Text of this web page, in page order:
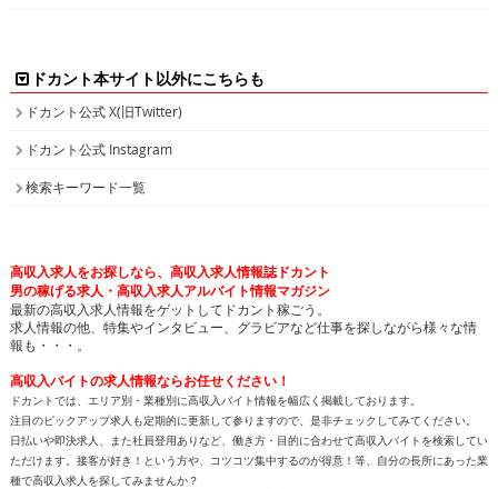
ドカント本サイト以外にこちらも
ドカント公式 X(旧Twitter)
ドカント公式 Instagram
検索キーワード一覧
高収入求人をお探しなら、高収入求人情報誌ドカント
男の稼げる求人・高収入求人アルバイト情報マガジン
最新の高収入求人情報をゲットしてドカント稼ごう。
求人情報の他、特集やインタビュー、グラビアなど仕事を探しながら様々な情
報も・・・。
高収入バイトの求人情報ならお任せください！
ドカントでは、エリア別・業種別に高収入バイト情報を幅広く掲載しております。
注目のピックアップ求人も定期的に更新して参りますので、是非チェックしてみてください。
日払いや即決求人、また社員登用ありなど、働き方・目的に合わせて高収入バイトを検索してい
ただけます。接客が好き！という方や、コツコツ集中するのが得意！等、自分の長所にあった業
種で高収入求人を探してみませんか？